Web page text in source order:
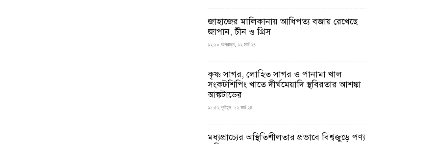
জাহাজের মালিকানায় আধিপত্য বজায় রেখেছে
জাপান, চীন ও গ্রিস
১২:১০ অপরাহ্ন, ১২ মার্চ ২৪
কৃষ্ণ সাগর, লোহিত সাগর ও পানামা খাল
সংকটশিপিং খাতে দীর্ঘমেয়াদি স্থবিরতার আশঙ্কা
আঙ্কটাডের
১১:৫২ পূর্বাহ্ন, ১২ মার্চ ২৪
মধ্যপ্রাচ্যের অস্থিতিশীলতার প্রভাবে বিশ্বজুড়ে পণ্য